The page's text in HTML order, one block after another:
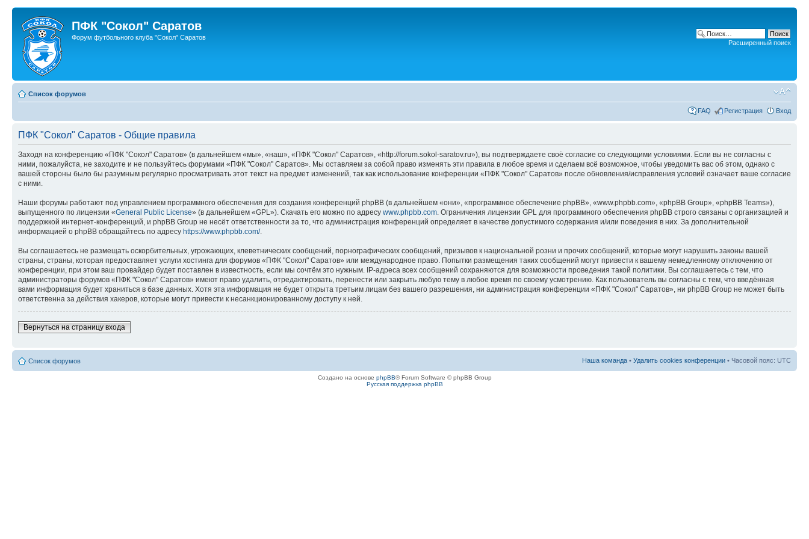
ПФК "Сокол" Саратов
Форум футбольного клуба "Сокол" Саратов
Расширенный поиск
Список форумов
FAQ Регистрация Вход
ПФК "Сокол" Саратов - Общие правила
Заходя на конференцию «ПФК "Сокол" Саратов» (в дальнейшем «мы», «наш», «ПФК "Сокол" Саратов», «http://forum.sokol-saratov.ru»), вы подтверждаете своё согласие со следующими условиями. Если вы не согласны с
ними, пожалуйста, не заходите и не пользуйтесь форумами «ПФК "Сокол" Саратов». Мы оставляем за собой право изменять эти правила в любое время и сделаем всё возможное, чтобы уведомить вас об этом, однако с
вашей стороны было бы разумным регулярно просматривать этот текст на предмет изменений, так как использование конференции «ПФК "Сокол" Саратов» после обновления/исправления условий означает ваше согласие
с ними.
Наши форумы работают под управлением программного обеспечения для создания конференций phpBB (в дальнейшем «они», «программное обеспечение phpBB», «www.phpbb.com», «phpBB Group», «phpBB Teams»),
выпущенного по лицензии «General Public License» (в дальнейшем «GPL»). Скачать его можно по адресу www.phpbb.com. Ограничения лицензии GPL для программного обеспечения phpBB строго связаны с организацией и
поддержкой интернет-конференций, и phpBB Group не несёт ответственности за то, что администрация конференций определяет в качестве допустимого содержания и/или поведения в них. За дополнительной
информацией о phpBB обращайтесь по адресу https://www.phpbb.com/.
Вы соглашаетесь не размещать оскорбительных, угрожающих, клеветнических сообщений, порнографических сообщений, призывов к национальной розни и прочих сообщений, которые могут нарушить законы вашей
страны, страны, которая предоставляет услуги хостинга для форумов «ПФК "Сокол" Саратов» или международное право. Попытки размещения таких сообщений могут привести к вашему немедленному отключению от
конференции, при этом ваш провайдер будет поставлен в известность, если мы сочтём это нужным. IP-адреса всех сообщений сохраняются для возможности проведения такой политики. Вы соглашаетесь с тем, что
администраторы форумов «ПФК "Сокол" Саратов» имеют право удалить, отредактировать, перенести или закрыть любую тему в любое время по своему усмотрению. Как пользователь вы согласны с тем, что введённая
вами информация будет храниться в базе данных. Хотя эта информация не будет открыта третьим лицам без вашего разрешения, ни администрация конференции «ПФК "Сокол" Саратов», ни phpBB Group не может быть
ответственна за действия хакеров, которые могут привести к несанкционированному доступу к ней.
Вернуться на страницу входа
Список форумов Наша команда • Удалить cookies конференции • Часовой пояс: UTC
Создано на основе phpBB® Forum Software © phpBB Group
Русская поддержка phpBB